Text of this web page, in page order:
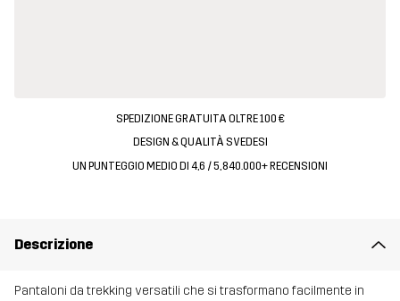
SPEDIZIONE GRATUITA OLTRE 100 €
DESIGN & QUALITÀ SVEDESI
UN PUNTEGGIO MEDIO DI 4,6 / 5, 840.000+ RECENSIONI
Descrizione
Pantaloni da trekking versatili che si trasformano facilmente in